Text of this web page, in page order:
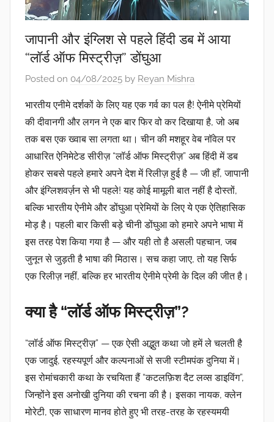
जापानी और इंग्लिश से पहले हिंदी डब में आया
“लॉर्ड ऑफ मिस्ट्रीज़” डोंघुआ
Posted on 04/08/2025 by Reyan Mishra
भारतीय एनीमे दर्शकों के लिए यह एक गर्व का पल है! ऐनीमे प्रेमियों
की दीवानगी और लगन ने एक बार फिर वो कर दिखाया है, जो अब
तक बस एक ख्वाब सा लगता था। चीन की मशहूर वेब नॉवेल पर
आधारित ऐनिमेटेड सीरीज़ “लॉर्ड ऑफ मिस्ट्रीज़” अब हिंदी में डब
होकर सबसे पहले हमारे अपने देश में रिलीज़ हुई है — जी हाँ,जापानी
और इंग्लिशवर्ज़न से भी पहले! यह कोई मामूली बात नहीं है दोस्तों,
बल्किभारतीय ऐनीमे और डोंघुआ प्रेमियोंके लिए ये एक ऐतिहासिक
मोड़ है। पहली बार किसी बड़ेचीनी डोंघुआको हमारे अपने भाषा में
इस तरह पेश किया गया है — और यही तो है असली पहचान, जब
जुनून से जुड़ती है भाषा की मिठास। सच कहा जाए, तो यह सिर्फ
एक रिलीज़ नहीं, बल्कि हर भारतीय ऐनीमे प्रेमी के दिल की जीत है।
क्या है “लॉर्ड ऑफ मिस्ट्रीज़”?
“लॉर्ड ऑफ मिस्ट्रीज़” — एक ऐसी अद्भुत कथा जो हमें ले चलती है
एकजादुई, रहस्यपूर्ण और कल्पनाओं से सजी स्टीमपंकदुनिया में।
इस रोमांचकारी कथा के रचयिता हैं “कटलफ़िश दैट लव्स डाइविंग”,
जिन्होंने इस अनोखी दुनिया की रचना की है। इसका नायक,क्लेन
मोरेटी, एक साधारण मानव होते हुए भी तरह-तरह के रहस्यमयी